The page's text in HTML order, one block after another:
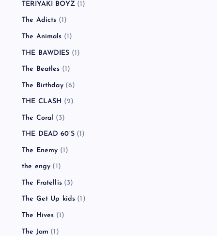
TERIYAKI BOYZ(1)
The Adicts (1)
The Animals (1)
THE BAWDIES (1)
The Beatles (1)
The Birthday(6)
THE CLASH (2)
The Coral (3)
THE DEAD 60’S(1)
The Enemy (1)
the engy (1)
The Fratellis(3)
The Get Up kids (1)
The Hives (1)
The Jam (1)